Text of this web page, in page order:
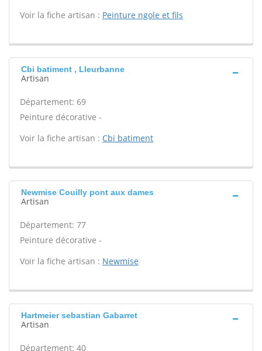
Voir la fiche artisan : Peinture ngole et fils
Cbi batiment , Lleurbanne
Artisan
Département: 69
Peinture décorative -
Voir la fiche artisan : Cbi batiment
Newmise Couilly pont aux dames
Artisan
Département: 77
Peinture décorative -
Voir la fiche artisan : Newmise
Hartmeier sebastian Gabarret
Artisan
Département: 40